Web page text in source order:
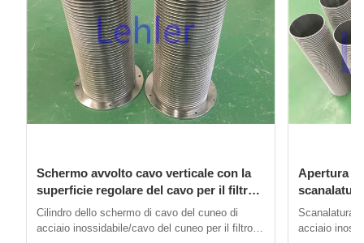
Schermo avvolto cavo verticale con la
superficie regolare del cavo per il filtro
autopulente
Cilindro dello schermo di cavo del cuneo di
acciaio inossidabile/cavo del cuneo per il filtro
Apertura
verticale
Scanalatura
acciaio